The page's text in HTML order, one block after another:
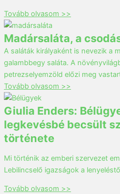
Tovább olvasom >>
Madársaláta, a
A saláták királyaként is nevezik a
galambbegy saláta. A
petrezselyemzöld előzi meg
Tovább olvasom >>
Giulia Enders:
legkevésbé becsült
története
Mi történik az emberi szervezet
Lebilincselő igazságok a
Tovább olvasom >>